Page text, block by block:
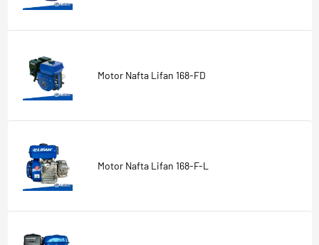
Motor Nafta Lifan 168-FD
Motor Nafta Lifan 168-F-L